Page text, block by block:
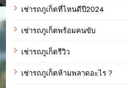
เช่ารถภูเก็ตที่ไหนดีปี2024
เช่ารถภูเก็ตพร้อมคนขับ
เช่ารถภูเก็ตรีวิว
เช่ารถภูเก็ตห้ามพลาดอะไร ?